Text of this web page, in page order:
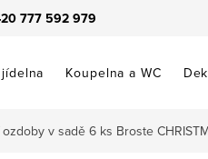
777 592 979
Koupelna a WC
v sadě 6 ks Broste